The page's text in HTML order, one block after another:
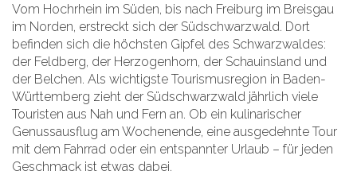
Vom Hochrhein im Süden, bis nach Freiburg im Breisgau
im Norden, erstreckt sich der Südschwarzwald. Dort
befinden sich die höchsten Gipfel des Schwarzwaldes:
der Feldberg, der Herzogenhorn, der Schauinsland und
der Belchen. Als wichtigste Tourismusregion in Baden-
Württemberg zieht der Südschwarzwald jährlich viele
Touristen aus Nah und Fern an. Ob ein kulinarischer
Genussausflug am Wochenende, eine ausgedehnte Tour
mit dem Fahrrad oder ein entspannter Urlaub – für jeden
Geschmack ist etwas dabei.